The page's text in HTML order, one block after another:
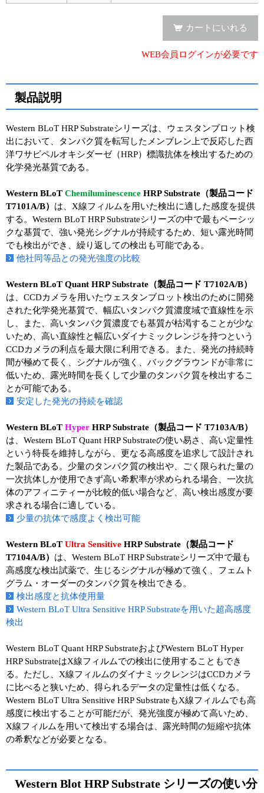
カートにいれる
WEB会員ログインが必要です
製品説明
Western BLoT HRP Substrateシリーズは、ウェスタンブロット検
出において、タンパク質を転写したメンブレン上で反応した西
洋ワサビペルオキシダーゼ（HRP）標識抗体を検出するための
化学発光基質である。
Western BLoT Chemiluminescence HRP Substrate（製品コード
T7101A/B） は、X線フィルムを用いた検出に適した感度を提供
する。Western BLoT HRP Substrateシリーズの中で最もベーシッ
クな基質で、強い発光シグナルが持続するため、短い露光時間
でも検出ができ、繰り返しての検出も可能である。
他社同等品との発光強度の比較
Western BLoT Quant HRP Substrate（製品コード T7102A/B）
は、CCDカメラを用いたウェスタンブロット検出のために開発
された化学発光基質で、幅広いタンパク質濃度域で直線性を示
し、また、高いタンパク質濃度でも基質が枯渇することが少な
いため、高い直線性と幅広いダイナミックレンジを持つという
CCDカメラの利点を最大限に利用できる。また、発光の持続時
間が極めて長く、シグナルが強く、バックグラウンドが非常に
低いため、露光時間を長くして少量のタンパク質を検出するこ
とが可能である。
安定した発光の持続を確認
Western BLoT Hyper HRP Substrate（製品コード T7103A/B）
は、Western BLoT Quant HRP Substrateの使い易さ、高い定量性
という特長を維持しながら、更なる高感度を追求して設計され
た製品である。少量のタンパク質の検出や、ごく限られた量の
一次抗体しか使用できず高い希釈率が求められる場合、一次抗
体のアフィニティーが比較的低い場合など、高い検出感度が要
求される場合に適している。
少量の抗体で感度よく検出可能
Western BLoT Ultra Sensitive HRP Substrate（製品コード
T7104A/B） は、Western BLoT HRP Substrateシリーズ中で最も
高感度な検出試薬で、生じるシグナルが極めて強く、フェムト
グラム・オーダーのタンパク質を検出できる。
検出感度と抗体使用量
Western BLoT Ultra Sensitive HRP Substrateを用いた超高感度
検出
Western BLoT Quant HRP SubstrateおよびWestern BLoT Hyper
HRP SubstrateはX線フィルムでの検出に使用することもでき
る。ただし、X線フィルムのダイナミックレンジはCCDカメラ
に比べると狭いため、得られるデータの定量性は低くなる。
Western BLoT Ultra Sensitive HRP SubstrateもX線フィルムでも高
感度に検出することが可能だが、発光強度が極めて高いため、
X線フィルムを用いて検出する場合は、露光時間の短縮や抗体
の希釈などが必要となる。
Western Blot HRP Substrate シリーズの使い分